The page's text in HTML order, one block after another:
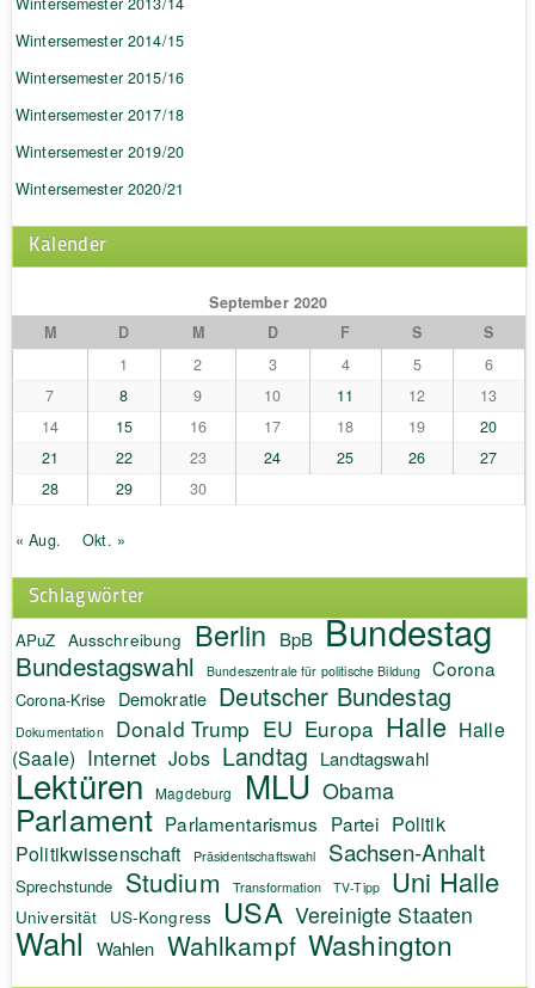
Wintersemester 2014/15
Wintersemester 2015/16
Wintersemester 2017/18
Wintersemester 2019/20
Wintersemester 2020/21
Kalender
September 2020
M
D M D F S
S
1
2 3 4 5
6
7
8 9 10 11 12
13
14
15 16 17 18 19
20
21
22 23 24 25 26
27
28
29 30
« Aug. Okt. »
Schlagwörter
APuZ Ausschreibung Berlin BpB Bundestag
Bundestagswahl Bundeszentrale für politische Bildung Corona
Corona-Krise Demokratie Deutscher Bundestag
Dokumentation Donald Trump EU Europa Halle Halle
(Saale) Internet Jobs Landtag Landtagswahl
Lektüren Magdeburg MLU Obama
Parlament Parlamentarismus Partei Politik
Politikwissenschaft Präsidentschaftswahl Sachsen-Anhalt
Sprechstunde Studium Transformation TV-Tipp Uni Halle
Universität US-Kongress USA Vereinigte Staaten
Wahl Wahlen Wahlkampf Washington